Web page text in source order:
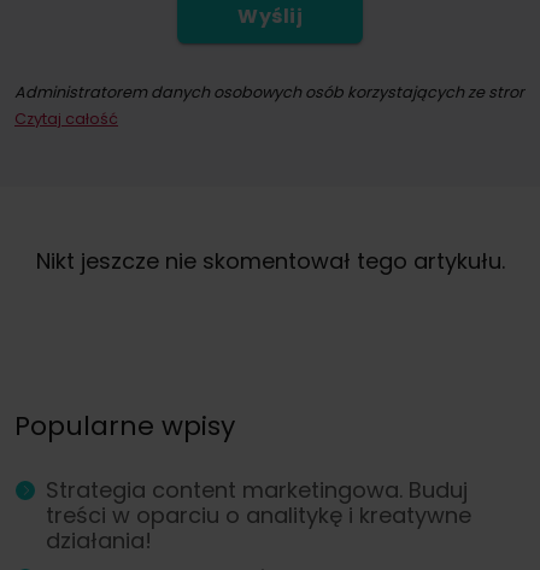
Wyślij
Administratorem danych osobowych osób korzystających ze strony
Dokonując zapisu na newsletter wyrażacie Państwo zgodę na
Czytaj całość
Nikt jeszcze nie skomentował tego artykułu.
Popularne wpisy
Strategia content marketingowa. Buduj
treści w oparciu o analitykę i kreatywne
działania!